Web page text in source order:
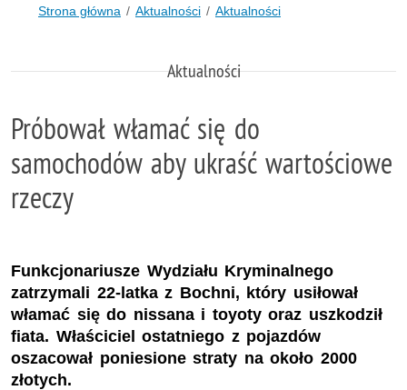
Strona główna Aktualności Aktualności
Aktualności
Próbował włamać się do
samochodów aby ukraść wartościowe
rzeczy
Funkcjonariusze Wydziału Kryminalnego
zatrzymali 22-latka z Bochni, który usiłował
włamać się do nissana i toyoty oraz uszkodził
fiata. Właściciel ostatniego z pojazdów
oszacował poniesione straty na około 2000
złotych.